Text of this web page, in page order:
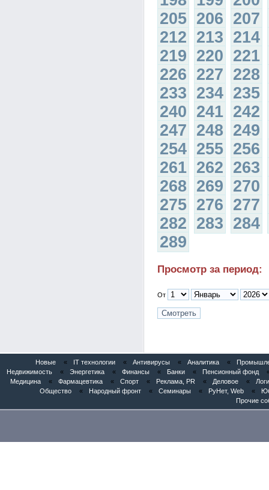
205 206 207
212 213 214
219 220 221
226 227 228
233 234 235
240 241 242
247 248 249
254 255 256
261 262 263
268 269 270
275 276 277
282 283 284
289
Просмотр за период:
От
Новые « IT технологии « Антивирусы « Аналитика «
Недвижимость
« Энергетика « Финансы « Банки « Пенсионный фонд
Медицина
« Фармацевтика « Спорт « Реклама, PR « Деловое «
Общество
« Народный фронт « Семинары « РуНет, Web «
Прочие